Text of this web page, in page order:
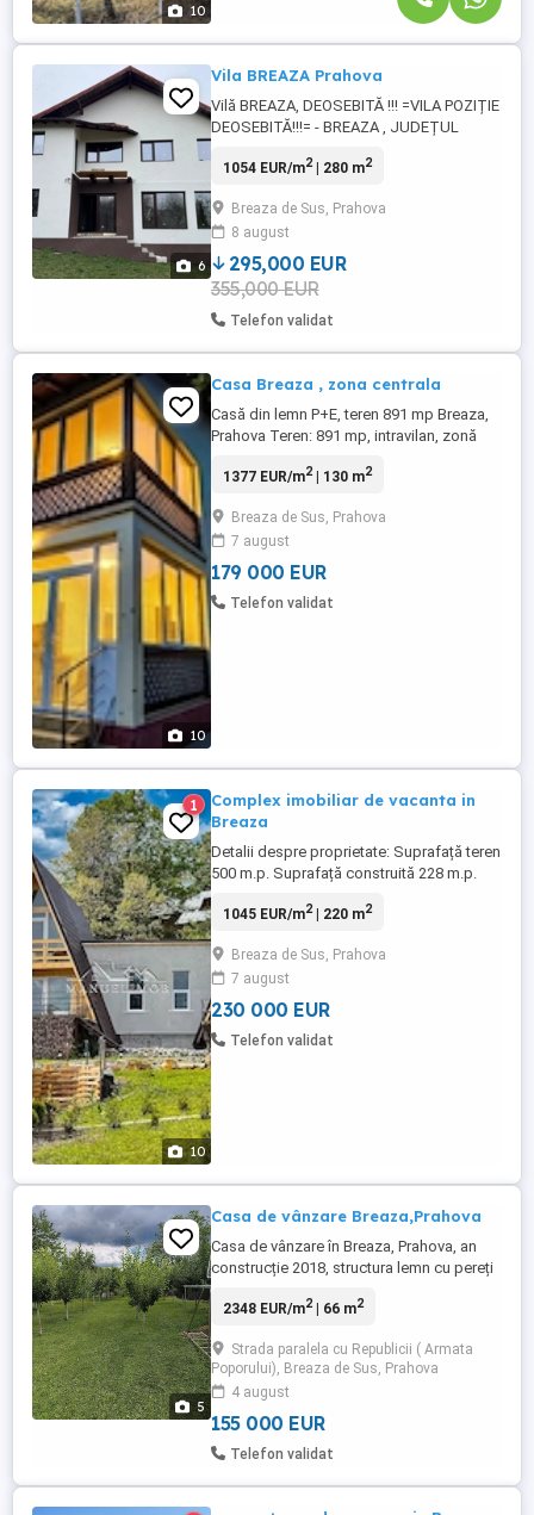
10
6
Vila BREAZA Prahova
Vilă BREAZA, DEOSEBITĂ !!! =VILA POZIȚIE
DEOSEBITĂ!!!= - BREAZA , JUDEȚUL
SUPRAFAȚA UTILĂ 115 MP NIVEL -
GEAMURI TRIPAN - IZOLAȚIE EXTERIOR 15
CM - ACOPERIS LINDAB - CURENT
ELECTRIC - PUȚ+FOSĂ - POSIBILITATE
RACORDARE GAZ PREȚ 295.000 ...
1054 EUR/m2| 280 m2
Breaza de Sus, Prahova
8 august
295,000 EUR
355,000 EUR
Telefon validat
10
Casa Breaza , zona centrala
Casă din lemn P+E, teren 891 mp Breaza,
Prahova Teren: 891 mp, intravilan, zonă
(2008): Structură de rezistență din lemn,
hidroizolație completă, finisaje Baumit,
șarpantă lemn ignifugată, învelitoare
onduline, accente piatră naturală ...
1377 EUR/m2| 130 m2
Breaza de Sus, Prahova
7 august
179 000 EUR
Telefon validat
10
1
Complex imobiliar de vacanta in
Breaza
Detalii despre proprietate: Suprafață teren
500 m.p. Suprafață construită 228 m.p.
matrimonial, două dormitoare deschise,
două bucătării, două balcoane acoperite,
o cameră tehnică și două terase
suspendate. Anul construcției ...
1045 EUR/m2| 220 m2
Breaza de Sus, Prahova
7 august
230 000 EUR
Telefon validat
5
Casa de vânzare Breaza,Prahova
Casa de vânzare în Breaza, Prahova, an
construcție 2018, structura lemn cu pereți
așezată pe fundație de beton,amprenta la
living +bucătărie -open space, casa scării
cu fereastra spre curte și ușa acces), pod
inalt ( camera ...
2348 EUR/m2| 66 m2
Strada paralela cu Republicii ( Armata
Poporului), Breaza de Sus, Prahova
4 august
155 000 EUR
Telefon validat